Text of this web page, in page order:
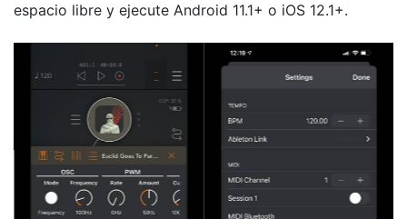
espacio libre y ejecute Android 11.1+ o iOS 12.1+.